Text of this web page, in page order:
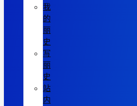
我
的
丽
史
写
丽
史
站
内